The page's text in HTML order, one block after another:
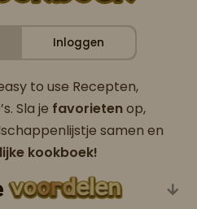
Inloggen
to use Recepten,
Sla je favorietenop,
samen en
kookboek!